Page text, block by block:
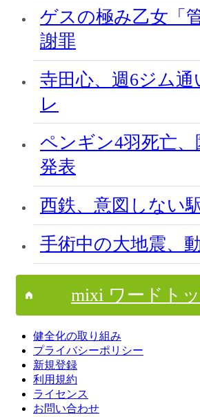
ゲスの極み乙女「
謝罪
寺田心、週6ジム通
レ
ペンギン4羽死亡、
発表
西鉄、意図しない
手術中の大地震、
mixi ワードト
健全化の取り組み
プライバシーポリシー
新規登録
利用規約
ライセンス
お問い合わせ